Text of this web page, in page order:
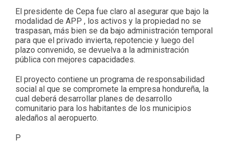
El presidente de Cepa fue claro al asegurar que bajo la
modalidad de APP , los activos y la propiedad no se
traspasan, más bien se da bajo administración temporal
para que el privado invierta, repotencie y luego del
plazo convenido, se devuelva a la administración
pública con mejores capacidades.
El proyecto contiene un programa de responsabilidad
social al que se compromete la empresa hondureña, la
cual deberá desarrollar planes de desarrollo
comunitario para los habitantes de los municipios
aledaños al aeropuerto.
P